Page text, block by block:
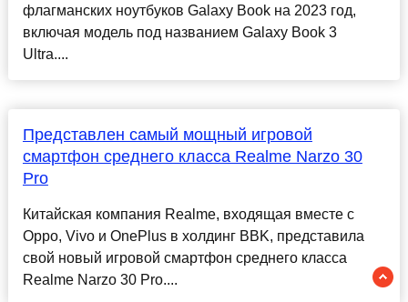
флагманских ноутбуков Galaxy Book на 2023 год,
включая модель под названием Galaxy Book 3
Ultra....
Представлен самый мощный игровой
смартфон среднего класса Realme Narzo 30
Pro
Китайская компания Realme, входящая вместе с
Oppo, Vivo и OnePlus в холдинг BBK, представила
свой новый игровой смартфон среднего класса
Realme Narzo 30 Pro....